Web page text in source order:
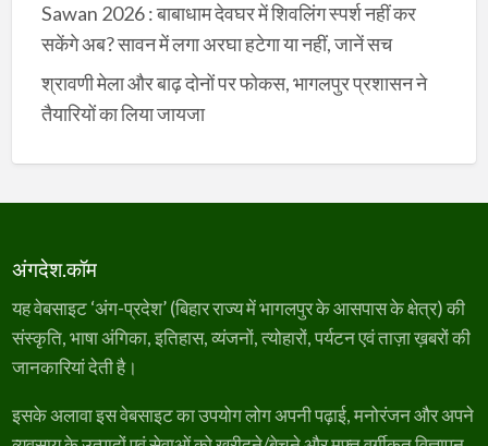
Sawan 2026 : बाबाधाम देवघर में शिवलिंग स्पर्श नहीं कर
सकेंगे अब? सावन में लगा अरघा हटेगा या नहीं, जानें सच
श्रावणी मेला और बाढ़ दोनों पर फोकस, भागलपुर प्रशासन ने
तैयारियों का लिया जायजा
अंगदेश.कॉम
यह वेबसाइट ‘अंग-प्रदेश’ (बिहार राज्य में भागलपुर के आसपास के क्षेत्र) की
संस्कृति, भाषा अंगिका, इतिहास, व्यंजनों, त्योहारों, पर्यटन एवं ताज़ा ख़बरों की
जानकारियां देती है।
इसके अलावा इस वेबसाइट का उपयोग लोग अपनी पढ़ाई, मनोरंजन और अपने